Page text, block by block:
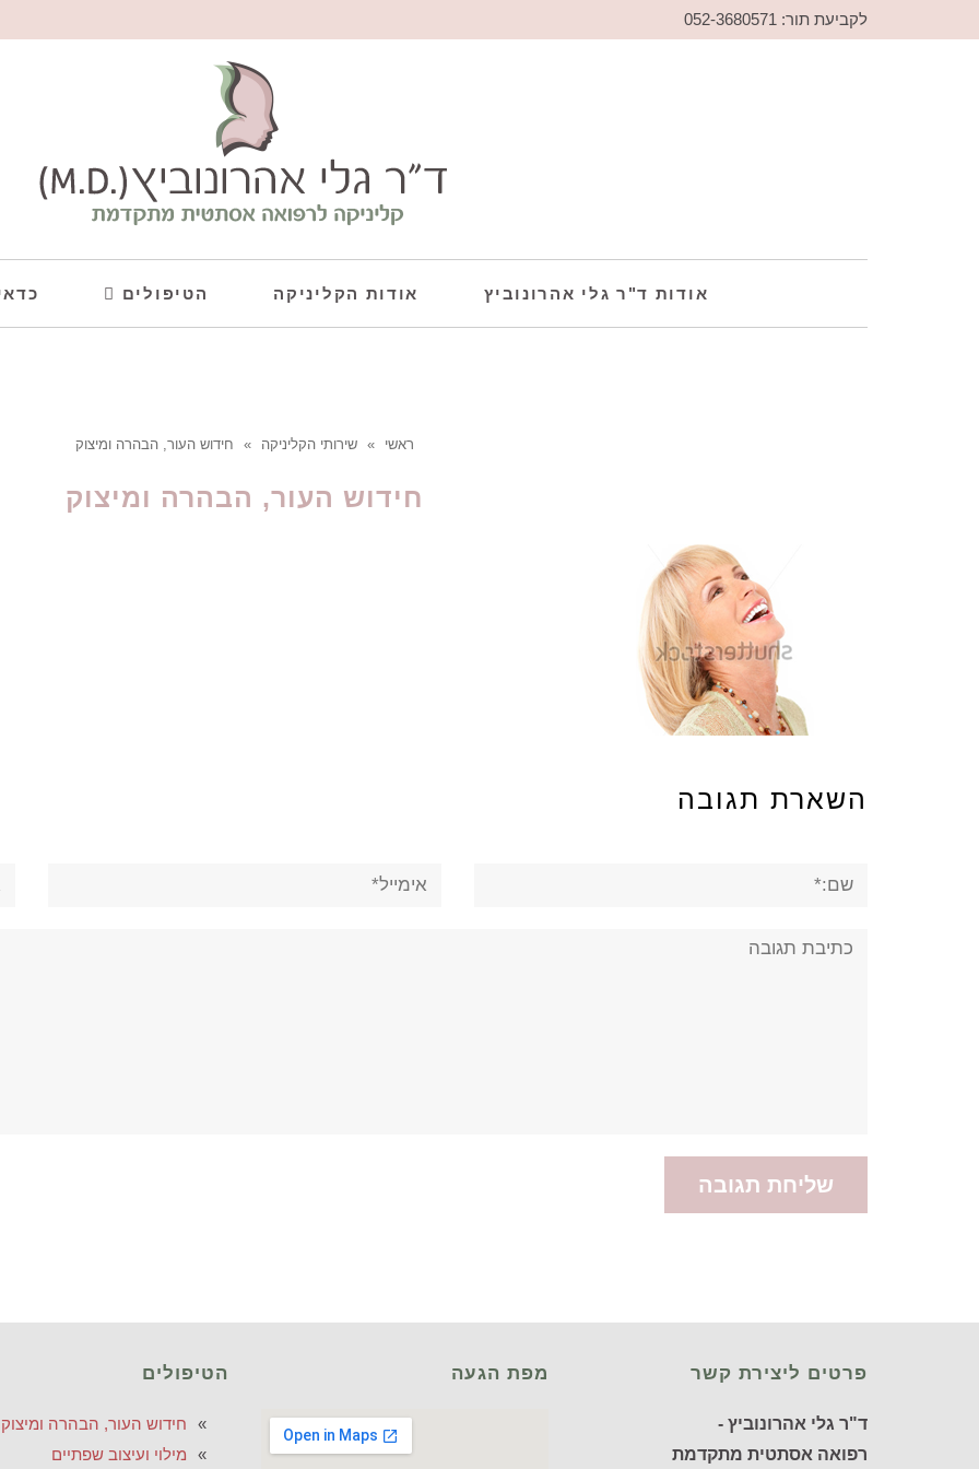
לקביעת תור: 052-3680571
אודות ד"ר גלי אהרונוביץ אודות הקליניקה הטיפולים
ראשי » שירותי הקליניקה » חידוש העור, הבהרה ומיצוק
חידוש העור, הבהרה ומיצוק
השארת תגובה
פרטים ליצירת קשר
ד"ר גלי אהרונוביץ -
רפואה אסתטית מתקדמת
מפת הגעה הטיפולים
חידוש העור, הבהרה ומיצוק
מילוי ועיצוב שפתיים